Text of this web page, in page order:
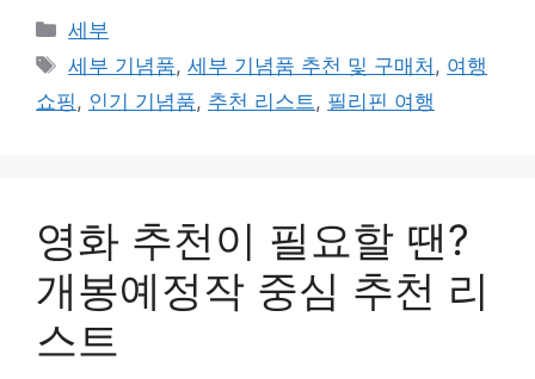
카
테
고
리
세부
태
그
세부 기념품,세부 기념품 추천 및 구매처 , 여행
쇼핑 , 인기 기념품, 추천 리스트 , 필리핀 여행
영화 추천이 필요할 땐?
개봉예정작 중심 추천 리
스트